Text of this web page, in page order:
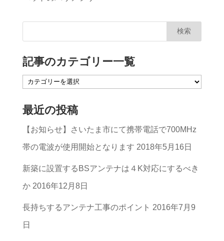
記事のカテゴリー一覧
記
の
カ
テ
ゴ
リ
ー
一
最近の投稿
【お知らせ】さいたま市にて携帯電話で700MHz
帯の電波が使用開始となります 2018年5月16日
新築に設置するBSアンテナは４K対応にするべき
か 2016年12月8日
長持ちするアンテナ工事のポイント 2016年7月9
日